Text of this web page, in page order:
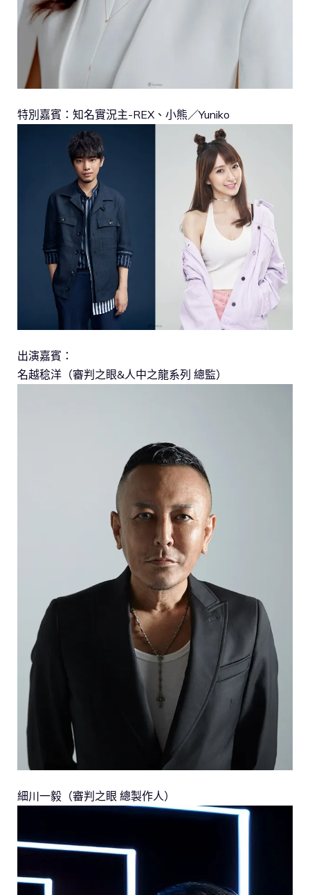
特別嘉賓：知名實況主-REX、小熊／Yuniko
出演嘉賓：
名越稔洋（審判之眼&人中之龍系列 總監）
細川一毅（審判之眼 總製作人）